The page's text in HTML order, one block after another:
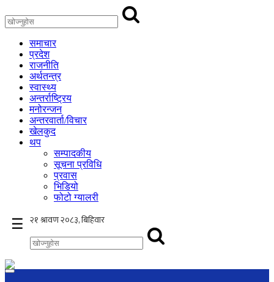
समाचार
प्रदेश
राजनीति
अर्थतन्त्र
स्वास्थ्य
अन्तर्राष्ट्रिय
मनोरन्जन
अन्तरवार्ता/विचार
खेलकुद
थप
सम्पादकीय
सूचना प्रविधि
प्रवास
भिडियो
फोटो ग्यालरी
☰